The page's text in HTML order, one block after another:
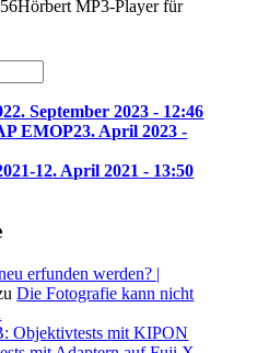
Hörbert MP3-Player für
22. September 2023 - 12:46
EMOP23. April 2023 -
12. April 2021 - 13:50
erfunden werden? |
Die Fotografie kann nicht
Objektivtests mit KIPON